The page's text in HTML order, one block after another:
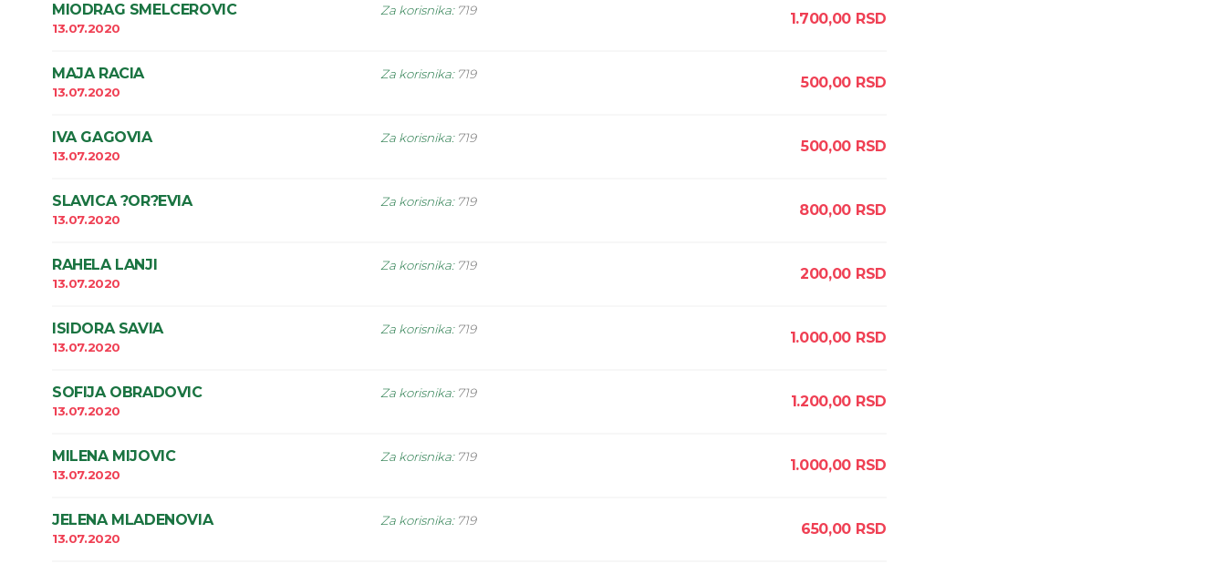
MIODRAG SMELCEROVIC
13.07.2020
Za korisnika: 719 1.700,00 RSD
MAJA RACIA
13.07.2020
Za korisnika: 719 500,00 RSD
IVA GAGOVIA
13.07.2020
Za korisnika: 719 500,00 RSD
SLAVICA ?OR?EVIA
13.07.2020
Za korisnika: 719 800,00 RSD
RAHELA LANJI
13.07.2020
Za korisnika: 719 200,00 RSD
ISIDORA SAVIA
13.07.2020
Za korisnika: 719 1.000,00 RSD
SOFIJA OBRADOVIC
13.07.2020
Za korisnika: 719 1.200,00 RSD
MILENA MIJOVIC
13.07.2020
Za korisnika: 719 1.000,00 RSD
JELENA MLADENOVIA
13.07.2020
Za korisnika: 719 650,00 RSD